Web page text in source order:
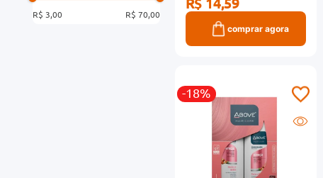
R$ 3,00 R$ 70,00
comprar agora
-18%